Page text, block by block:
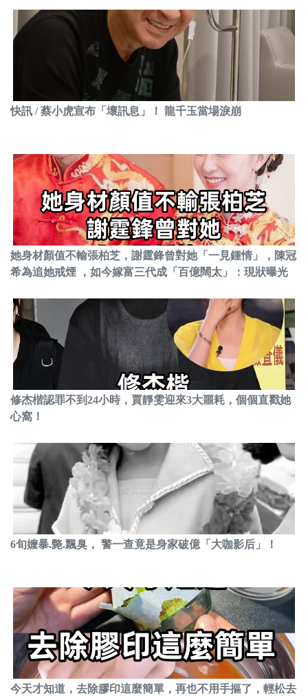
快訊 / 蔡小虎宣布「壞訊息」！ 龍千玉當場淚崩
她身材顏值不輸張柏芝，謝霆鋒曾對她「一見鍾情」，陳冠
希為追她戒煙 ，如今嫁富三代成「百億闊太」：現狀曝光
修杰楷認罪不到24小時，賈靜雯迎來3大噩耗，個個直戳她
心窩！
6旬嬤暴.斃.飄臭， 警一查竟是身家破億「大咖影后」！
今天才知道，去除膠印這麼簡單，再也不用手摳了，輕松去